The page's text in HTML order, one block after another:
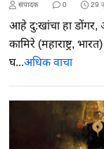
संपादक 0 29
आहे दु:खांचा हा डोंगर,
कामिरे (महाराष्ट्र,
घ...अधिक वाचा